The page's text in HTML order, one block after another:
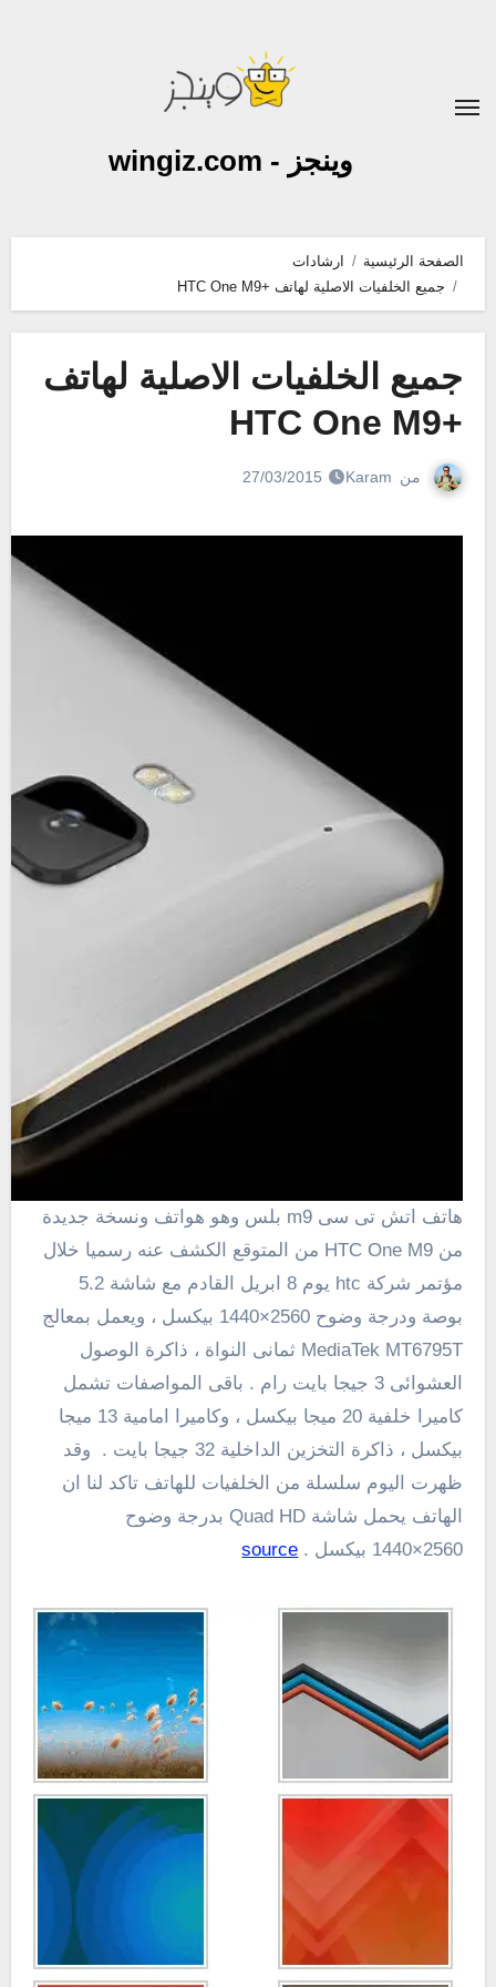
وينجز - wingiz.com
الصفحة الرئيسية
ارشادات
جميع الخلفيات الاصلية لهاتف +HTC One M9
جميع الخلفيات الاصلية لهاتف
+HTC One M9
من Karam
27/03/2015
هاتف اتش تى سى m9 بلس وهو هواتف ونسخة جديدة
من HTC One M9 من المتوقع الكشف عنه رسميا خلال
مؤتمر شركة htc يوم 8 ابريل القادم مع شاشة 5.2
بوصة ودرجة وضوح 2560×1440 بيكسل ، ويعمل بمعالج
MediaTek MT6795T ثمانى النواة ، ذاكرة الوصول
العشوائى 3 جيجا بايت رام . باقى المواصفات تشمل
كاميرا خلفية 20 ميجا بيكسل ، وكاميرا امامية 13 ميجا
بيكسل ، ذاكرة التخزين الداخلية 32 جيجا بايت . وقد
ظهرت اليوم سلسلة من الخلفيات للهاتف تاكد لنا ان
الهاتف يحمل شاشة Quad HD بدرجة وضوح
2560×1440 بيكسل .
source